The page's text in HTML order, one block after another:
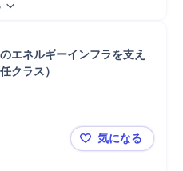
エネルギーインフラを支え
クラス）
【株式会社
気になる